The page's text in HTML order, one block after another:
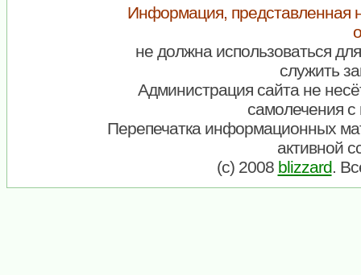
Информация, представленная
не должна использоваться
служить
Администрация сайта не
самолечения
Перепечатка информационных
активной
(c) 2008 blizzard.